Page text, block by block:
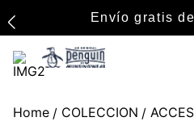
Envío gratis
COLECCION